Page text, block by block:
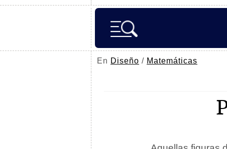
En Diseño / Matemáticas